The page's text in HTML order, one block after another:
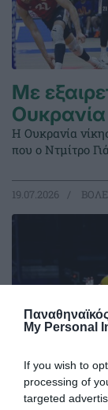
My Personal
If you wish to
processing of
targeted
Με
Ουκρανία
Η Ουκρανία
που ο Ντμίτρο
19.07.2026